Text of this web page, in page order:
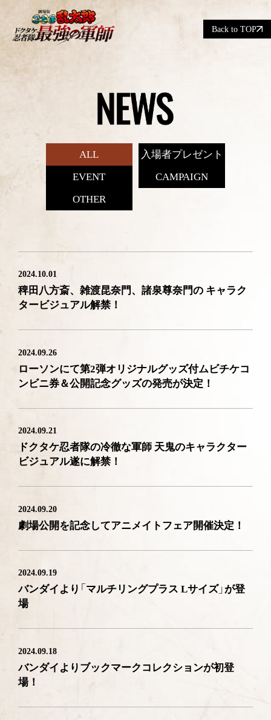
Back to TOP
ALL
入場者プレゼント
EVENT
CAMPAIGN
OTHER
2024.10.01
稗田八方斎、雑渡昆奈門、諸泉尊奈門の キャラク
タービジュアル解禁！
2024.09.26
ローソンにて第2弾オリジナルグッズ付ムビチケコ
ンビニ券＆公開記念グッズの発売が決定！
2024.09.21
ドクタケ忍者隊の冷徹な軍師 天鬼のキャラクター
ビジュアル遂に解禁！
2024.09.20
劇場公開を記念してアニメイトフェア開催決定！
2024.09.19
バンダイより「マルチリングプラス Lサイズ」が登
場
2024.09.18
バンダイよりブックマークコレクションが初登
場！